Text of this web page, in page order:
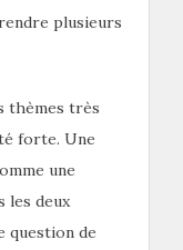
plusieurs
thèmes très
forte. Une
une
les deux
question de